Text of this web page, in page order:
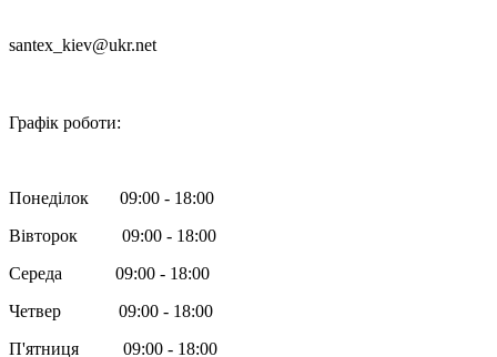
santex_kiev@ukr.net
Графік роботи:
Понеділок 09:00 - 18:00
Вівторок 09:00 - 18:00
Середа 09:00 - 18:00
Четвер 09:00 - 18:00
П'ятниця 09:00 - 18:00